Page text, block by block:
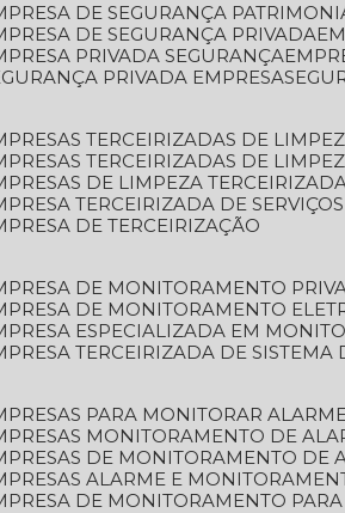
DE SEGURANÇA
DE SEGURANÇA PRIVADA
PRIVADA SEGURANÇA
PRIVADA EMPRESA
TERCEIRIZADAS DE
TERCEIRIZADAS DE
DE LIMPEZA
TERCEIRIZADA DE
DE TERCEIRIZAÇÃO
DE MONITORAMENTO
DE MONITORAMENTO
ESPECIALIZADA EM
TERCEIRIZADA DE
PARA MONITORAR
MONITORAMENTO DE
DE MONITORAMENTO DE
ALARME E
DE MONITORAMENTO